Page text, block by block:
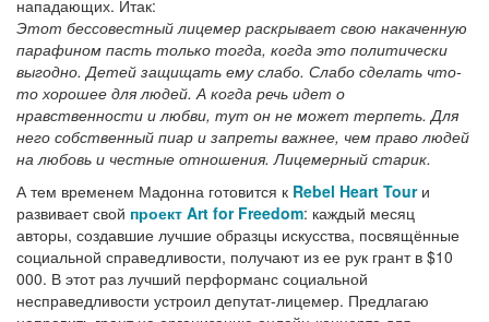
нападающих. Итак:
Этот бессовестный лицемер раскрывает свою накаченную
парафином пасть только тогда, когда это политически
выгодно. Детей защищать ему слабо. Слабо сделать что-
то хорошее для людей. А когда речь идет о
нравственности и любви, тут он не может терпеть. Для
него собственный пиар и запреты важнее, чем право людей
на любовь и честные отношения. Лицемерный старик.
А тем временем Мадонна готовится к Rebel Heart Tourи
развивает свой проект Art for Freedom: каждый месяц
авторы, создавшие лучшие образцы искусства, посвящённые
социальной справедливости, получают из ее рук грант в $10
000. В этот раз лучший перформанс социальной
несправедливости устроил депутат-лицемер. Предлагаю